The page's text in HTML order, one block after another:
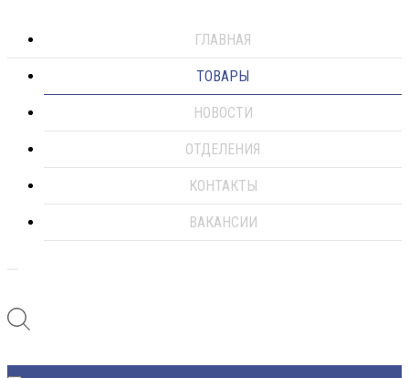
ГЛАВНАЯ
ТОВАРЫ
НОВОСТИ
ОТДЕЛЕНИЯ
КОНТАКТЫ
ВАКАНСИИ